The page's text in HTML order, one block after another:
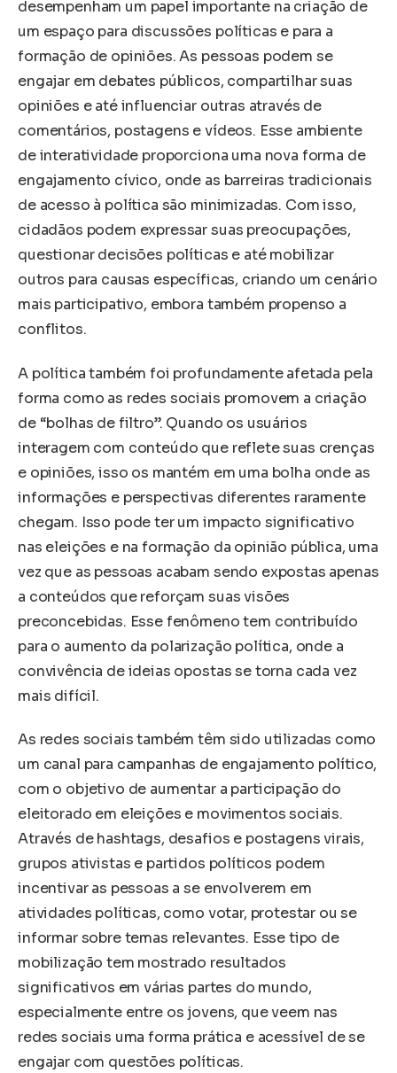
desempenham um papel importante na criação de
um espaço para discussões políticas e para a
formação de opiniões. As pessoas podem se
engajar em debates públicos, compartilhar suas
opiniões e até influenciar outras através de
comentários, postagens e vídeos. Esse ambiente
de interatividade proporciona uma nova forma de
engajamento cívico, onde as barreiras tradicionais
de acesso à política são minimizadas. Com isso,
cidadãos podem expressar suas preocupações,
questionar decisões políticas e até mobilizar
outros para causas específicas, criando um cenário
mais participativo, embora também propenso a
conflitos.
A política também foi profundamente afetada pela
forma como as redes sociais promovem a criação
de “bolhas de filtro”. Quando os usuários
interagem com conteúdo que reflete suas crenças
e opiniões, isso os mantém em uma bolha onde as
informações e perspectivas diferentes raramente
chegam. Isso pode ter um impacto significativo
nas eleições e na formação da opinião pública, uma
vez que as pessoas acabam sendo expostas apenas
a conteúdos que reforçam suas visões
preconcebidas. Esse fenômeno tem contribuído
para o aumento da polarização política, onde a
convivência de ideias opostas se torna cada vez
mais difícil.
As redes sociais também têm sido utilizadas como
um canal para campanhas de engajamento político,
com o objetivo de aumentar a participação do
eleitorado em eleições e movimentos sociais.
Através de hashtags, desafios e postagens virais,
grupos ativistas e partidos políticos podem
incentivar as pessoas a se envolverem em
atividades políticas, como votar, protestar ou se
informar sobre temas relevantes. Esse tipo de
mobilização tem mostrado resultados
significativos em várias partes do mundo,
especialmente entre os jovens, que veem nas
redes sociais uma forma prática e acessível de se
engajar com questões políticas.